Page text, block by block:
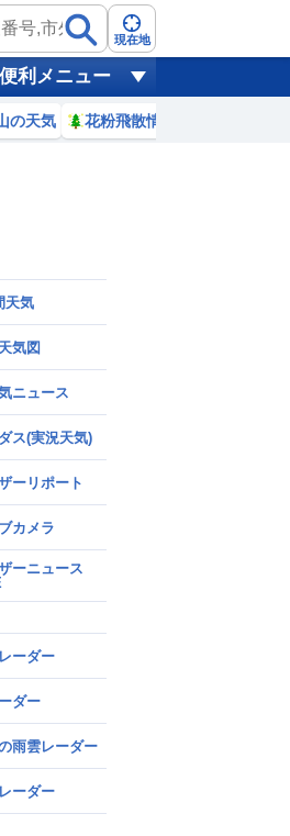
現在地
便利メニュー
の天気 花粉飛散情報
天気
気図
ニュース
ス(実況天気)
ーリポート
カメラ
ーニュース
ーダー
ダー
雨雲レーダー
ーダー